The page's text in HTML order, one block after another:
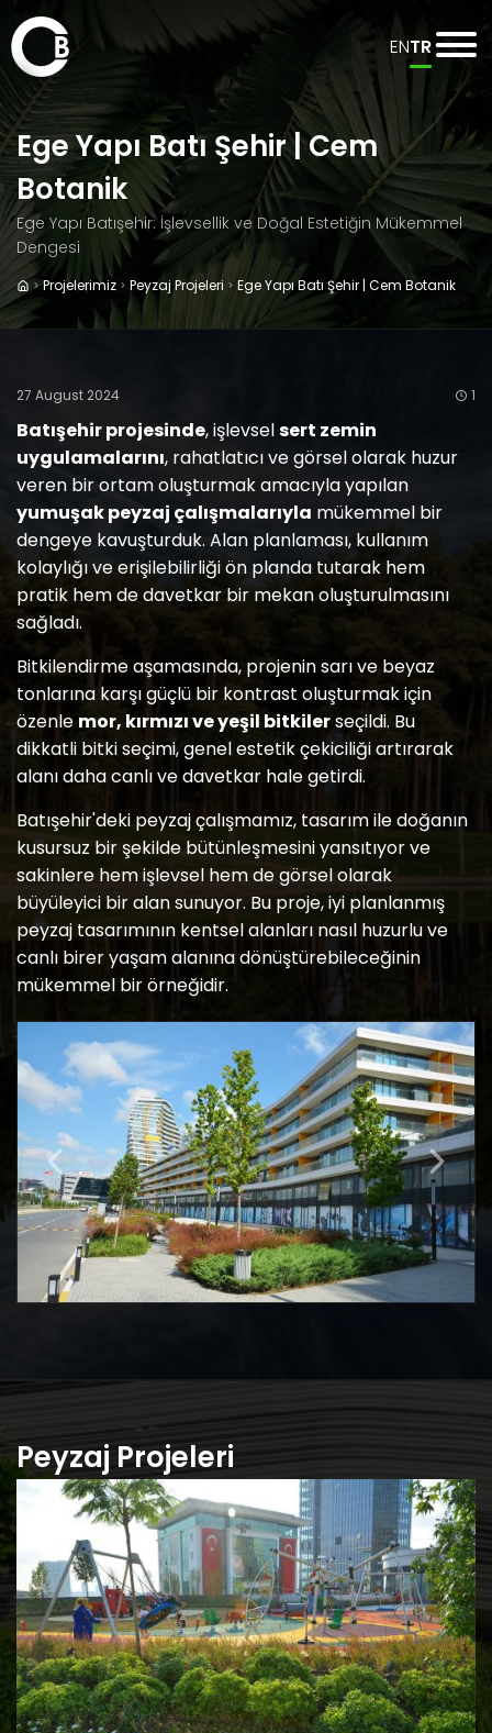
ENTR
Ege Yapı Batı Şehir | Cem
Botanik
Ege Yapı Batışehir: İşlevsellik ve Doğal Estetiğin Mükemmel
Dengesi
Projelerimiz Peyzaj Projeleri Ege Yapı Batı Şehir | Cem Botanik
27 August 2024 1
Batışehir projesinde, işlevselsert zemin
uygulamalarını, rahatlatıcı ve görsel olarak huzur
veren bir ortam oluşturmak amacıyla yapılan
yumuşak peyzaj çalışmalarıyla mükemmel bir
dengeye kavuşturduk. Alan planlaması, kullanım
kolaylığı ve erişilebilirliği ön planda tutarak hem
pratik hem de davetkar bir mekan oluşturulmasını
sağladı.
Bitkilendirme aşamasında, projenin sarı ve beyaz
tonlarına karşı güçlü bir kontrast oluşturmak için
özenle mor, kırmızı ve yeşil bitkilerseçildi. Bu
dikkatli bitki seçimi, genel estetik çekiciliği artırarak
alanı daha canlı ve davetkar hale getirdi.
Batışehir'deki peyzaj çalışmamız, tasarım ile doğanın
kusursuz bir şekilde bütünleşmesini yansıtıyor ve
sakinlere hem işlevsel hem de görsel olarak
büyüleyici bir alan sunuyor. Bu proje, iyi planlanmış
peyzaj tasarımının kentsel alanları nasıl huzurlu ve
canlı birer yaşam alanına dönüştürebileceğinin
mükemmel bir örneğidir.
Peyzaj Projeleri